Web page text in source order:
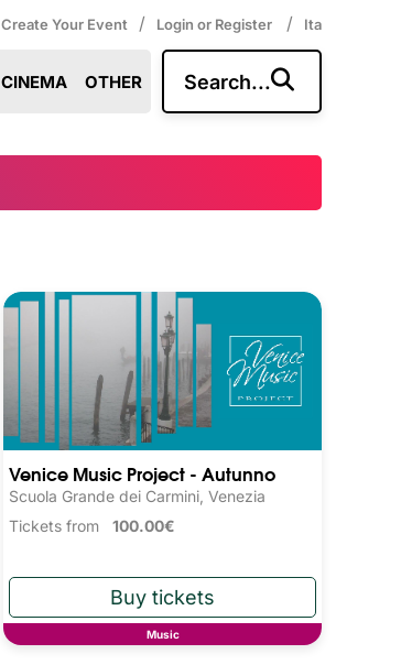
Create Your Event / Login or Register / Ita
CINEMA OTHER Search...
Venice Music Project - Autunno
Scuola Grande dei Carmini, Venezia
Tickets from100.00€
Music